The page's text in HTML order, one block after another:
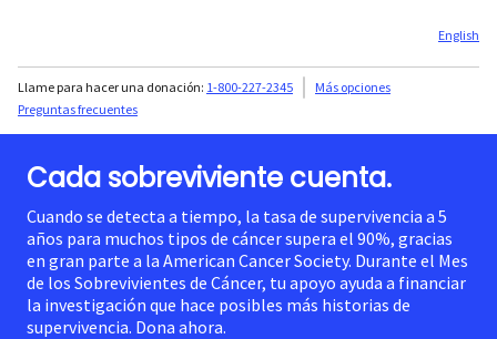
English
Preguntas frecuentes
Llame para hacer una donación: 1-800-227-2345 Más opciones
Cada sobreviviente cuenta.
Cuando se detecta a tiempo, la tasa de supervivencia a 5
años para muchos tipos de cáncer supera el 90%, gracias
en gran parte a la American Cancer Society. Durante el Mes
de los Sobrevivientes de Cáncer, tu apoyo ayuda a financiar
la investigación que hace posibles más historias de
supervivencia. Dona ahora.